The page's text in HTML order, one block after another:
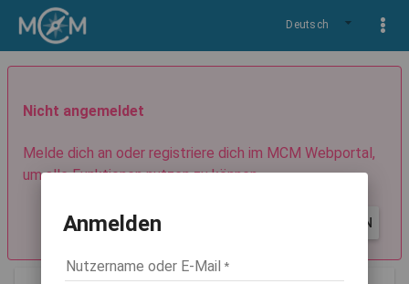
Deutsch
Nicht angemeldet
Melde dich an oder registriere dich im MCM Webportal,
um alle Funktionen nutzen zu können.
ANMELDEN
Anmelden
Nutzername oder E-Mail